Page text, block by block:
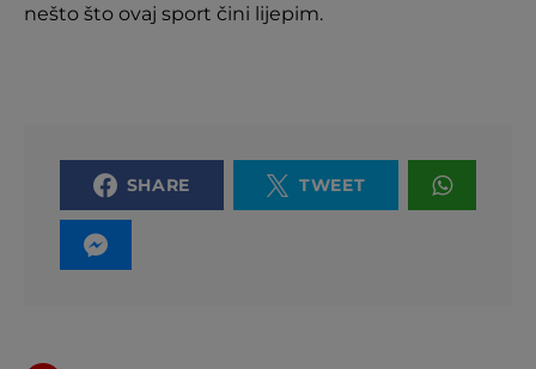
nešto što ovaj sport čini lijepim.
SHARE TWEET